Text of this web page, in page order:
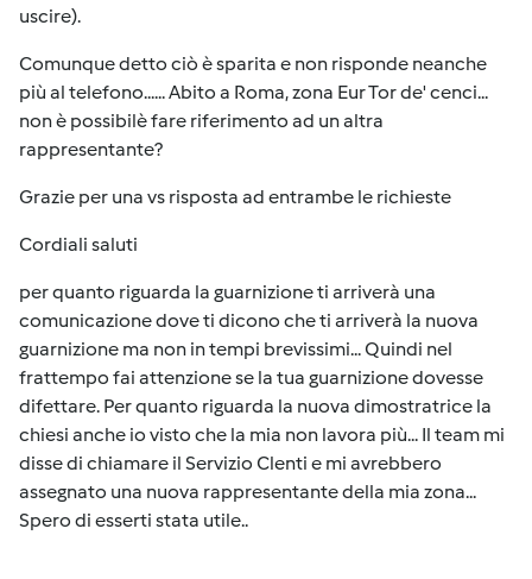
uscire).
Comunque detto ciò è sparita e non risponde neanche
più al telefono...... Abito a Roma, zona Eur Tor de' cenci...
non è possibilè fare riferimento ad un altra
rappresentante?
Grazie per una vs risposta ad entrambe le richieste
Cordiali saluti
per quanto riguarda la guarnizione ti arriverà una
comunicazione dove ti dicono che ti arriverà la nuova
guarnizione ma non in tempi brevissimi... Quindi nel
frattempo fai attenzione se la tua guarnizione dovesse
difettare. Per quanto riguarda la nuova dimostratrice la
chiesi anche io visto che la mia non lavora più... Il team mi
disse di chiamare il Servizio Clenti e mi avrebbero
assegnato una nuova rappresentante della mia zona...
Spero di esserti stata utile..